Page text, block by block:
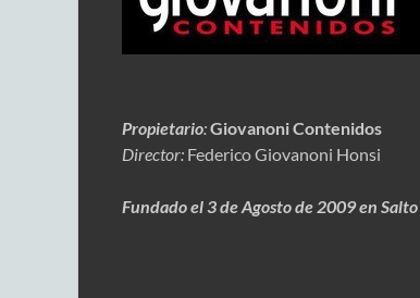
Propietario:Giovanoni Contenidos
Director: Federico Giovanoni Honsi
Fundado el 3 de Agosto de 2009 en Salto